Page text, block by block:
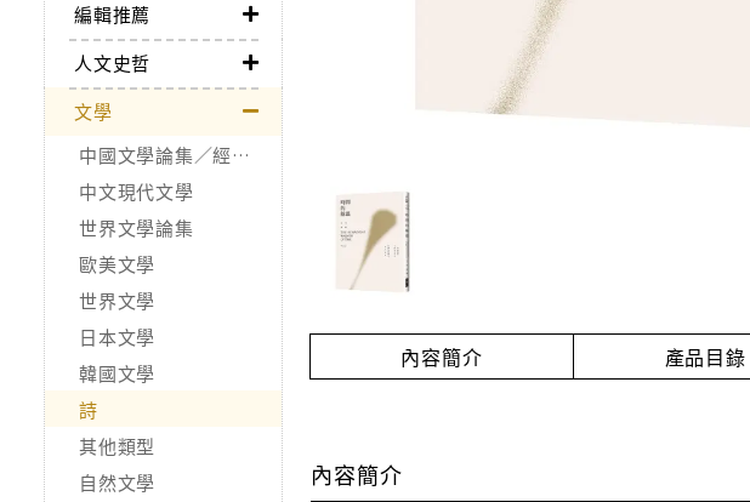
編輯推薦
人文史哲
文學
中國文學論集／經典作品
中文現代文學
世界文學論集
歐美文學
世界文學
日本文學
韓國文學
詩
其他類型
自然文學
內容簡介 產品目錄
內容簡介